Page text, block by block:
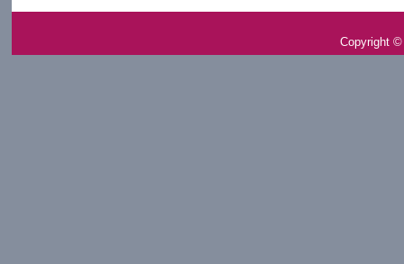
Copyright